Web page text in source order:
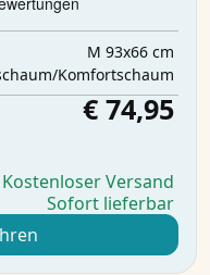
M 93x66 cm
Komfortschaum
€ 74,95
Kostenloser Versand
Sofort lieferbar